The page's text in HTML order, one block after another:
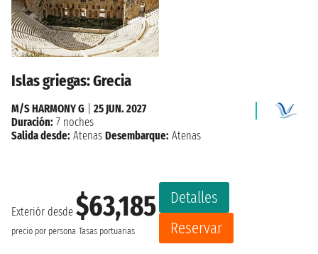
Islas griegas: Grecia
Exteriór desde $63,185
precio por persona Tasas portuarias
Detalles
Reservar
M/S HARMONY G
25 JUN. 2027
Duración: 7 noches
Salida desde: Atenas Desembarque: Atenas